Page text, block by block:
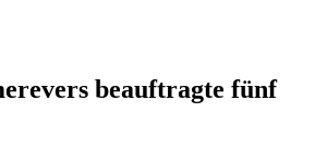
beauftragte fünf